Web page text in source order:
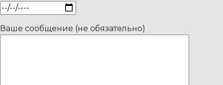
Ваше сообщение (не обязательно)